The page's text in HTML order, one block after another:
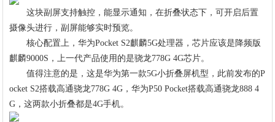
这块副屏支持触控，能显示通知，在折叠状态下，可开启后置
摄像头进行，副屏能够实时预览。
核心配置上，华为Pocket S2麒麟5G处理器，芯片应该是降频版
麒麟9000S，上一代产品使用的是骁龙778G 4G芯片。
值得注意的是，这是华为第一款5G小折叠屏机型，此前发布的P
ocket S2搭载高通骁龙778G 4G，华为P50 Pocket搭载高通骁龙888 4
G，这两款小折叠都是4G手机。